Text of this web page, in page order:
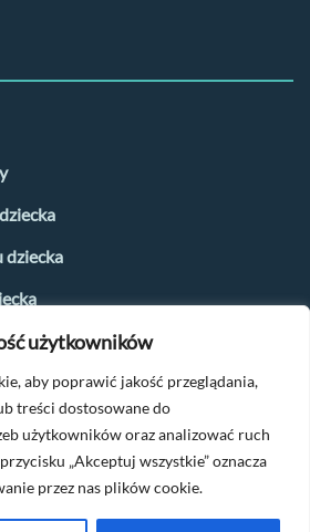
użytkowników
aby poprawić jakość przeglądania,
treści dostosowane do
użytkowników oraz analizować ruch
„Akceptuj wszystkie” oznacza
przez nas plików cookie.
dziecka
i owulacji
tipów napisz na